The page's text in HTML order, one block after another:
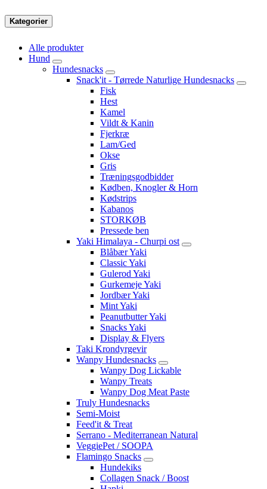
Kategorier
Alle produkter
Hund
Hundesnacks
Snack'it - Tørrede Naturlige Hundesnacks
Fisk
Hest
Kamel
Vildt & Kanin
Fjerkræ
Lam/Ged
Okse
Gris
Træningsgodbidder
Kødben, Knogler & Horn
Kødstrips
Kabanos
STORKØB
Pressede ben
Yaki Himalaya - Churpi ost
Blåbær Yaki
Classic Yaki
Gulerod Yaki
Gurkemeje Yaki
Jordbær Yaki
Mint Yaki
Peanutbutter Yaki
Snacks Yaki
Display & Flyers
Taki Krondyrgevir
Wanpy Hundesnacks
Wanpy Dog Lickable
Wanpy Treats
Wanpy Dog Meat Paste
Truly Hundesnacks
Semi-Moist
Feed'it & Treat
Serrano - Mediterranean Natural
VeggiePet / SOOPA
Flamingo Snacks
Hundekiks
Collagen Snack / Boost